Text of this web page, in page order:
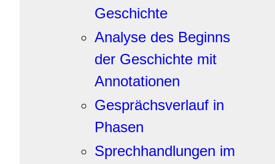
Geschichte
Analyse des Beginns
der Geschichte mit
Annotationen
Gesprächsverlauf in
Phasen
Sprechhandlungen im